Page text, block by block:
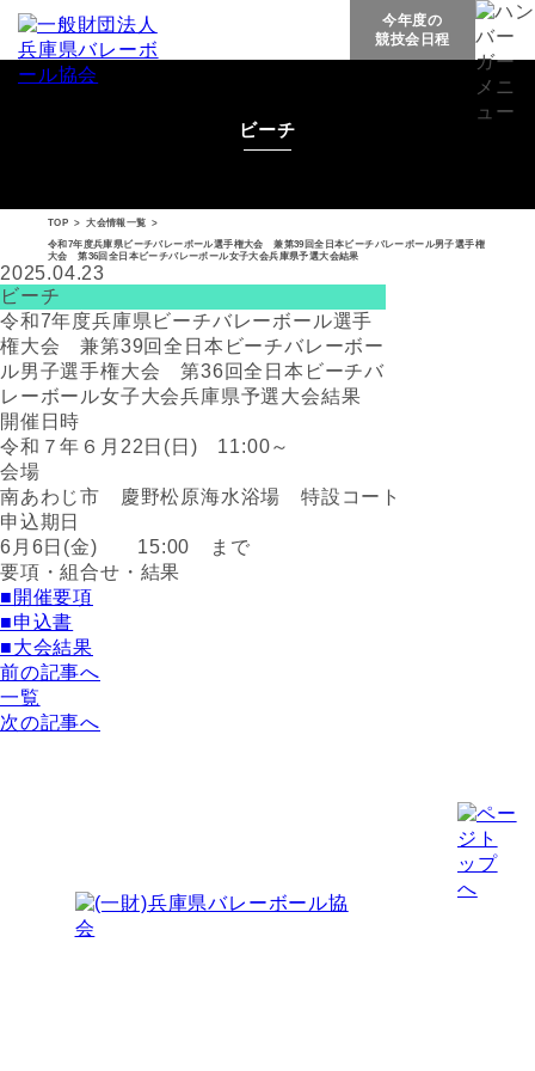
今年度の
競技会日程
ビーチ
TOP > 大会情報一覧
>
令和7年度兵庫県ビーチバレーボール選手権大会 兼第39回全日本ビーチバレーボール男子選手権
大会 第36回全日本ビーチバレーボール女子大会兵庫県予選大会結果
2025.04.23
ビーチ
令和7年度兵庫県ビーチバレーボール選手
権大会 兼第39回全日本ビーチバレーボー
ル男子選手権大会 第36回全日本ビーチバ
レーボール女子大会兵庫県予選大会結果
開催日時
令和７年６月22日(日) 11:00～
会場
南あわじ市 慶野松原海水浴場 特設コート
申込期日
6月6日(金) 15:00 まで
要項・組合せ・結果
■開催要項
■申込書
■大会結果
前の記事へ
一覧
次の記事へ